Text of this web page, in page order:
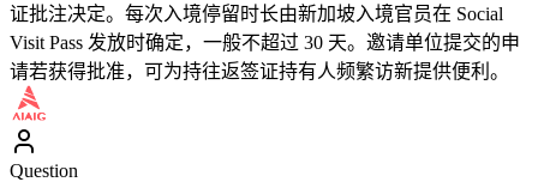
证批注决定。每次入境停留时长由新加坡入境官员在 Social
Visit Pass 发放时确定，一般不超过 30 天。邀请单位提交的申
请若获得批准，可为持往返签证持有人频繁访新提供便利。
Question